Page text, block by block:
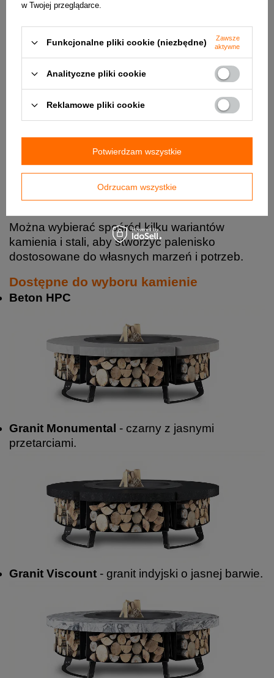
Pojemność komór
Rysunek paleniska ogrodowego Hetta Round
230 cm:
Można wybierać spośród kilku wariantów
kamienia i stali, aby stworzyć palenisko
dostosowane do własnych marzeń i potrzeb.
Dostępne do wyboru kamienie
Beton HPC
Granit Monumental - czarny z jasnymi
przetarciami.
Granit Viscount - granit indyjski o jasnej barwie.
w Twojej przeglądarce.
Funkcjonalne pliki cookie (niezbędne)
Zawsze
aktywne
Analityczne pliki cookie
Reklamowe pliki cookie
Odrzucam wszystkie
Potwierdzam wszystkie